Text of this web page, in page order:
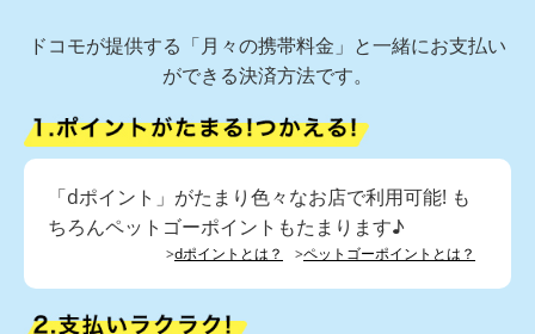
ドコモが提供する「月々の携帯料金」と一緒にお支払い
ができる決済方法です。
「dポイント」がたまり色々なお店で利用可能! も
ちろんペットゴーポイントもたまります♪
>dポイントとは？ >ペットゴーポイントとは？